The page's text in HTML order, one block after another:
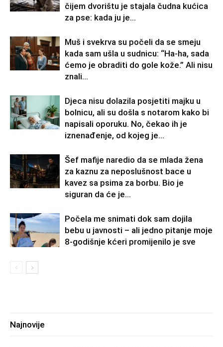
čijem dvorištu je stajala čudna kućica
za pse: kada ju je...
Muš i svekrva su počeli da se smeju
kada sam ušla u sudnicu: “Ha-ha, sada
ćemo je obraditi do gole kože.” Ali nisu
znali...
Djeca nisu dolazila posjetiti majku u
bolnicu, ali su došla s notarom kako bi
napisali oporuku. No, čekao ih je
iznenađenje, od kojeg je...
Šef mafije naredio da se mlada žena
za kaznu za neposlušnost bace u
kavez sa psima za borbu. Bio je
siguran da će je...
Počela me snimati dok sam dojila
bebu u javnosti – ali jedno pitanje moje
8-godišnje kćeri promijenilo je sve
Najnovije